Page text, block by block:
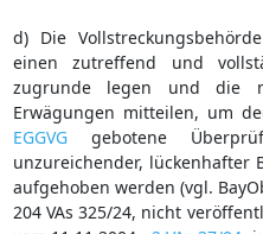
d) Die
einen zutreffend und
zugrunde legen und die
Erwägungen mitteilen, um
EGGVGgebotene
unzureichender, lückenhafter
aufgehoben werden (vgl.
204 VAs 325/24, nicht